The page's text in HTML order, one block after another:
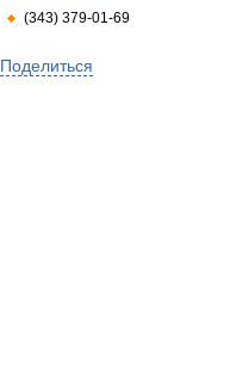
(343) 379-01-69
Поделиться